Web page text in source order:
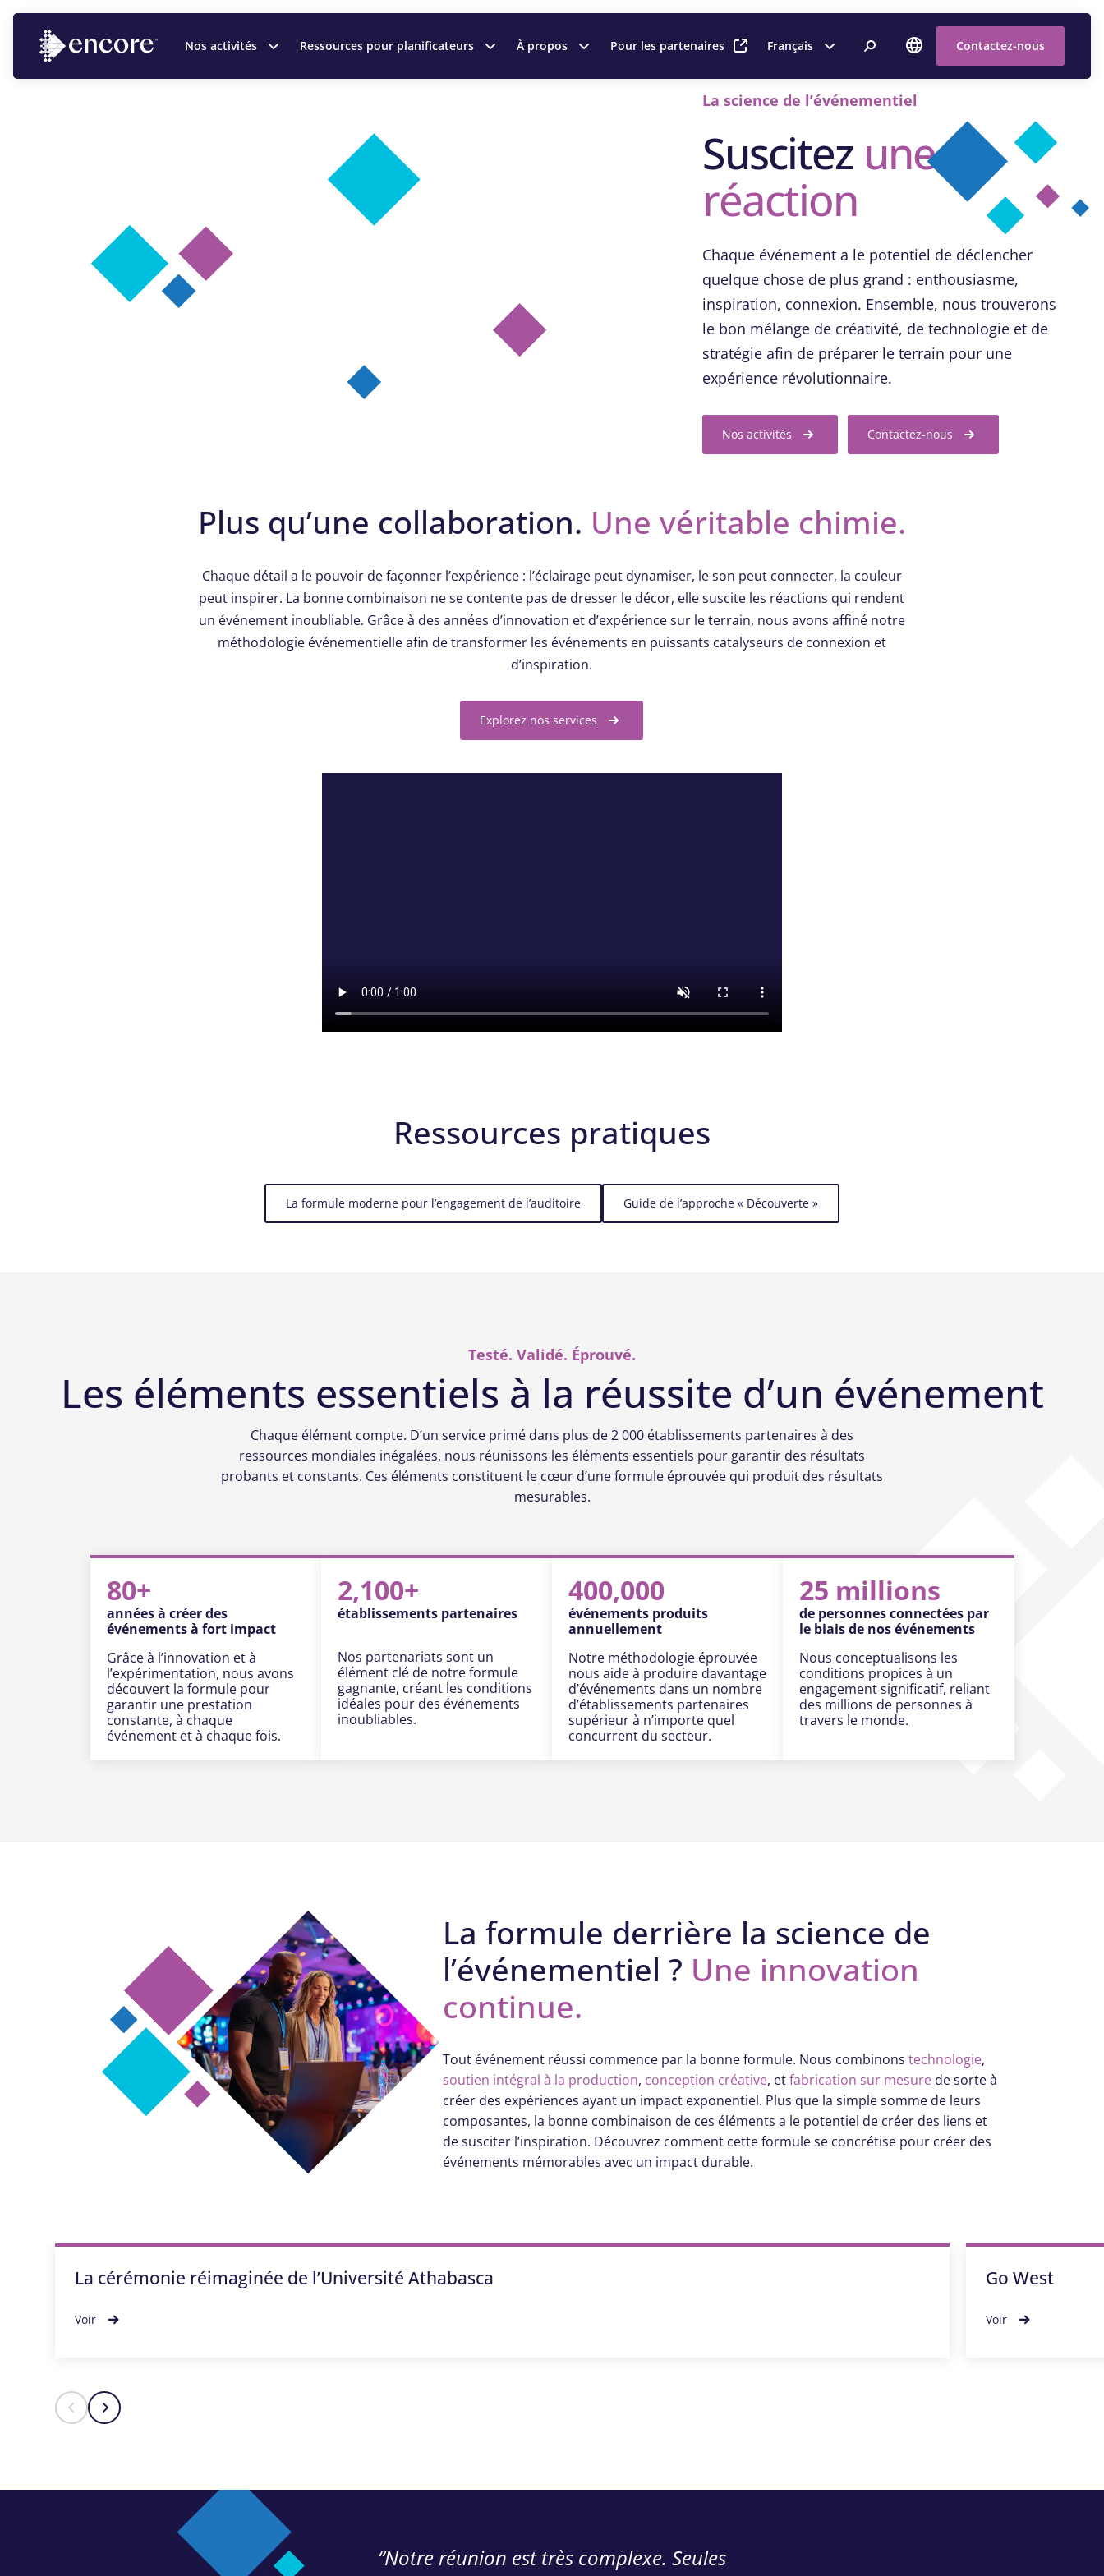
Nos activités Ressources pour planificateurs À propos Pour les partenaires Français Contactez-nous
La science de l’événementiel
Suscitezune
réaction
Chaque événement a le potentiel de déclencher
quelque chose de plus grand : enthousiasme,
inspiration, connexion. Ensemble, nous trouverons
le bon mélange de créativité, de technologie et de
stratégie afin de préparer le terrain pour une
expérience révolutionnaire.
Nos activités Contactez-nous
Plus qu’une collaboration. Une véritable chimie.
Chaque détail a le pouvoir de façonner l’expérience : l’éclairage peut dynamiser, le son peut connecter, la couleur
peut inspirer. La bonne combinaison ne se contente pas de dresser le décor, elle suscite les réactions qui rendent
un événement inoubliable. Grâce à des années d’innovation et d’expérience sur le terrain, nous avons affiné notre
méthodologie événementielle afin de transformer les événements en puissants catalyseurs de connexion et
d’inspiration.
Explorez nos services
Ressources pratiques
La formule moderne pour l’engagement de l’auditoire Guide de l’approche « Découverte »
Testé. Validé. Éprouvé.
Les éléments essentiels à la réussite d’un événement
Chaque élément compte. D’un service primé dans plus de 2 000 établissements partenaires à des
ressources mondiales inégalées, nous réunissons les éléments essentiels pour garantir des résultats
probants et constants. Ces éléments constituent le cœur d’une formule éprouvée qui produit des résultats
mesurables.
80+
années à créer des
événements à fort impact
Grâce à l’innovation et à
l’expérimentation, nous avons
découvert la formule pour
garantir une prestation
constante, à chaque
événement et à chaque fois.
2,100+
établissements partenaires
Nos partenariats sont un
élément clé de notre formule
gagnante, créant les conditions
idéales pour des événements
inoubliables.
400,000
événements produits
annuellement
Notre méthodologie éprouvée
nous aide à produire davantage
d’événements dans un nombre
d’établissements partenaires
supérieur à n’importe quel
concurrent du secteur.
25 millions
de personnes connectées par
le biais de nos événements
Nous conceptualisons les
conditions propices à un
engagement significatif, reliant
des millions de personnes à
travers le monde.
La formule derrière la science de
l’événementiel ? Une innovation
continue.
Tout événement réussi commence par la bonne formule. Nous combinonstechnologie,
soutien intégral à la production, conception créative, etfabrication sur mesure de sorte à
créer des expériences ayant un impact exponentiel. Plus que la simple somme de leurs
composantes, la bonne combinaison de ces éléments a le potentiel de créer des liens et
de susciter l’inspiration. Découvrez comment cette formule se concrétise pour créer des
événements mémorables avec un impact durable.
La cérémonie réimaginée de l’Université Athabasca
Voir
Go West
Voir
“Notre réunion est très complexe. Seules